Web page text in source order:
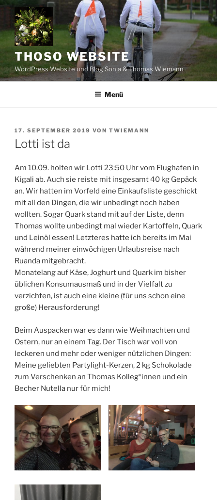
Zum
Inhalt
springen
THOSO WEBSITE
WordPress Website und Blog Sonja & Thomas Wiemann
Menü
VERÖFFENTLICHT
AM
17. SEPTEMBER 2019 VON TWIEMANN
Lotti ist da
Am 10.09. holten wir Lotti 23:50 Uhr vom Flughafen in
Kigali ab. Auch sie reiste mit insgesamt 40 kg Gepäck
an. Wir hatten im Vorfeld eine Einkaufsliste geschickt
mit all den Dingen, die wir unbedingt noch haben
wollten. Sogar Quark stand mit auf der Liste, denn
Thomas wollte unbedingt mal wieder Kartoffeln, Quark
und Leinöl essen! Letzteres hatte ich bereits im Mai
während meiner einwöchigen Urlaubsreise nach
Ruanda mitgebracht.
Monatelang auf Käse, Joghurt und Quark im bisher
üblichen Konsumausmaß und in der Vielfalt zu
verzichten, ist auch eine kleine (für uns schon eine
große) Herausforderung!
Beim Auspacken war es dann wie Weihnachten und
Ostern, nur an einem Tag. Der Tisch war voll von
leckeren und mehr oder weniger nützlichen Dingen:
Meine geliebten Partylight-Kerzen, 2 kg Schokolade
zum Verschenken an Thomas Kolleg*innen und ein
Becher Nutella nur für mich!